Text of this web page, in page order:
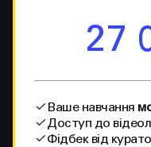
27
Ваше навчання
Доступ до
Фідбек від